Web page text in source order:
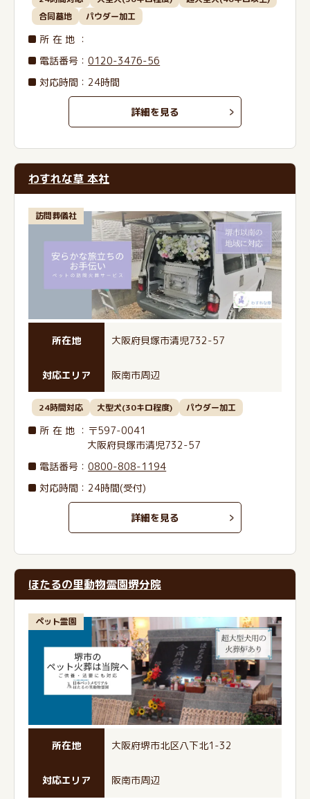
合同墓地
パウダー加工
所在地 ：
電話番号 ：0120-3476-56
対応時間：24時間
詳細を見る
わすれな草 本社
訪問葬儀社
所在地 大阪府貝塚市清児732-57
対応エリア 阪南市周辺
24時間対応 大型犬(30キロ程度) パウダー加工
所在地 ：〒597-0041
大阪府貝塚市清児732-57
電話番号 ：0800-808-1194
対応時間：24時間(受付)
詳細を見る
ほたるの里動物霊園堺分院
ペット霊園
所在地 大阪府堺市北区八下北1-32
対応エリア 阪南市周辺